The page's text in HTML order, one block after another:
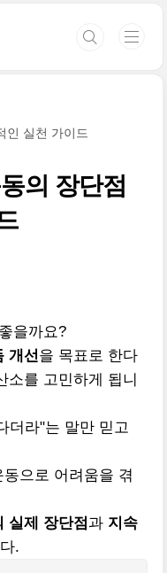
인 실천 가이드
의 장단점
을까요?
개선을 목표로 한다
소를 고민하게 됩니
더라"는 말만 믿고
으로 어려움을 겪
실제 장단점과 지속
.